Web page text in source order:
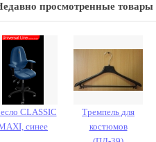
просмотренные товары
CLASSIC
синее
Тремпель для
костюмов